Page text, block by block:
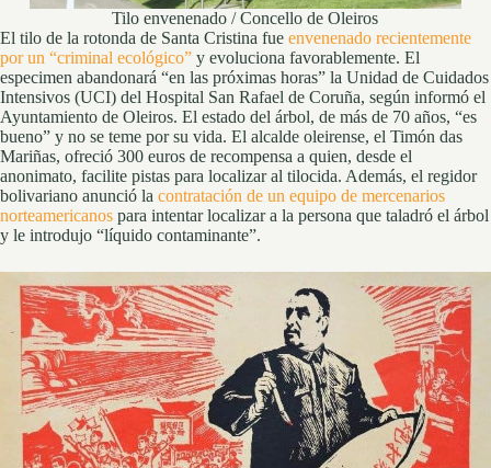
Tilo envenenado / Concello de Oleiros
El tilo de la rotonda de Santa Cristina fue envenenado recientemente
por un “criminal ecológico” y evoluciona favorablemente. El
especimen abandonará “en las próximas horas” la Unidad de Cuidados
Intensivos (UCI) del Hospital San Rafael de Coruña, según informó el
Ayuntamiento de Oleiros. El estado del árbol, de más de 70 años, “es
bueno” y no se teme por su vida. El alcalde oleirense, el Timón das
Mariñas, ofreció 300 euros de recompensa a quien, desde el
anonimato, facilite pistas para localizar al tilocida. Además, el regidor
bolivariano anunció la contratación de un equipo de mercenarios
norteamericanos para intentar localizar a la persona que taladró el árbol
y le introdujo “líquido contaminante”.